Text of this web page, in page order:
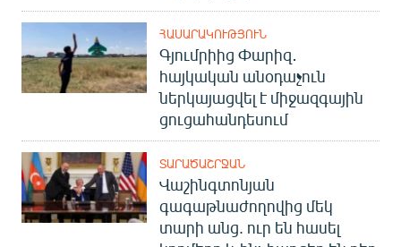
ՀԱՍԱՐԱԿՈՒԹՅՈՒՆ
Գյումրիից Փարիզ․
հայկական անօդաչուն
ներկայացվել է միջազգային
ցուցահանդեսում
ՏԱՐԱԾԱՇՐՋԱՆ
Վաշինգտոնյան
գագաթնաժողովից մեկ
տարի անց. ուր են հասել